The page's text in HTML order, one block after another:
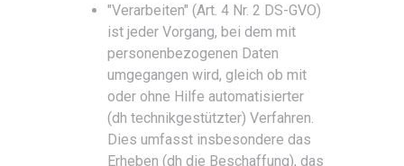
"Verarbeiten" (Art. 4 Nr. 2 DS-GVO)
ist jeder Vorgang, bei dem mit
personenbezogenen Daten
umgegangen wird, gleich ob mit
oder ohne Hilfe automatisierter
(dh technikgestützter) Verfahren.
Dies umfasst insbesondere das
Erheben (dh die Beschaffung), das